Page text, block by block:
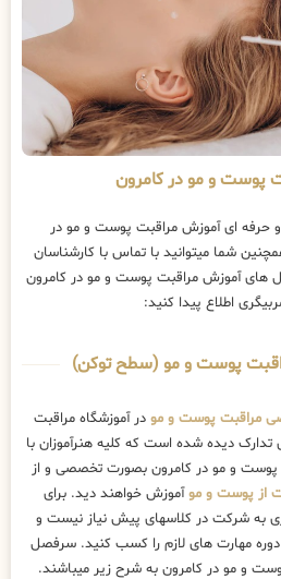
پوست و مو در کامرون
ای آموزش مراقبت پوست و مو در
شما میتوانید با تماس با کارشناسان
های آموزش مراقبت پوست و مو در کامرون
اطلاع پیدا کنید:
مراقبت پوست و مو (سطح توکن)
مراقبت پوست و مو در آموزشگاه مراقبت
دیده شده است که کلیه هنرآموزان با
پوست و مو در کامرون بصورت تخصصی و از
از پوست و موآموزش خواهند دید. برای
به شرکت در کلاسهای پیش نیاز نیست و
مهارت های لازم را کسب کنید. سرفصل
و مو در کامرون به شرح زیر میباشند.